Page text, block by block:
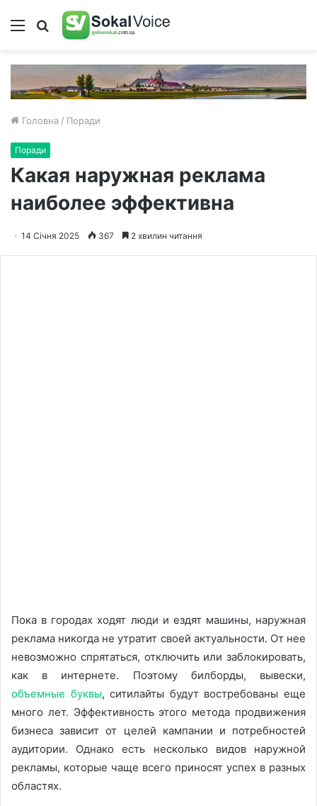
Меню Пошук
Головна / Поради
Поради
Какая наружная реклама
наиболее эффективна
14 Січня 2025 367 2 хвилин читання
Пока в городах ходят люди и ездят машины, наружная
реклама никогда не утратит своей актуальности. От нее
невозможно спрятаться, отключить или заблокировать,
как в интернете. Поэтому билборды, вывески,
объемные буквы, ситилайты будут востребованы еще
много лет. Эффективность этого метода продвижения
бизнеса зависит от целей кампании и потребностей
аудитории. Однако есть несколько видов наружной
рекламы, которые чаще всего приносят успех в разных
областях.